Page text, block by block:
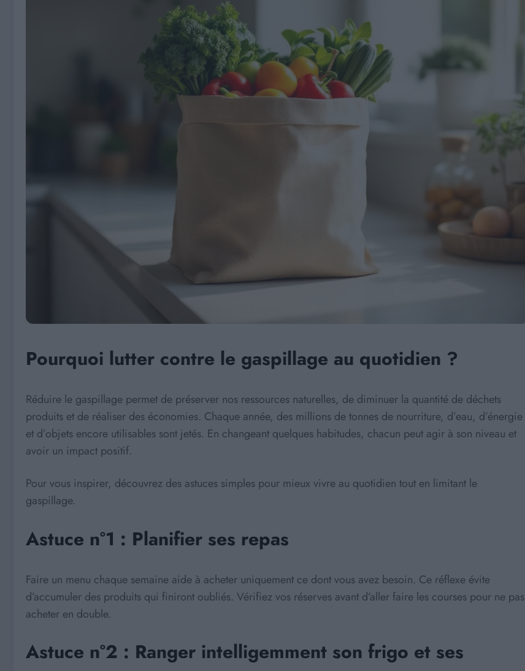
Pourquoi lutter contre le gaspillage au quotidien ?
Réduire le gaspillage permet de préserver nos ressources naturelles, de diminuer la quantité de déchets
produits et de réaliser des économies. Chaque année, des millions de tonnes de nourriture, d’eau, d’énergie
et d’objets encore utilisables sont jetés. En changeant quelques habitudes, chacun peut agir à son niveau et
avoir un impact positif.
Pour vous inspirer, découvrez des astuces simples pour mieux vivre au quotidien tout en limitant le
gaspillage.
Astuce n°1 : Planifier ses repas
Faire un menu chaque semaine aide à acheter uniquement ce dont vous avez besoin. Ce réflexe évite
d’accumuler des produits qui finiront oubliés. Vérifiez vos réserves avant d’aller faire les courses pour ne pas
acheter en double.
Astuce n°2 : Ranger intelligemment son frigo et ses